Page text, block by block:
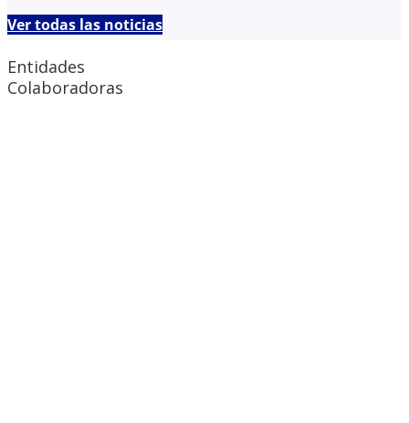
Ver todas las noticias
Entidades
Colaboradoras